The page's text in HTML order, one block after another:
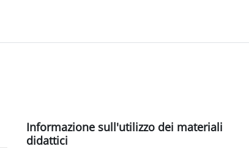
Blocchi
Informazione sull'utilizzo dei materiali
didattici